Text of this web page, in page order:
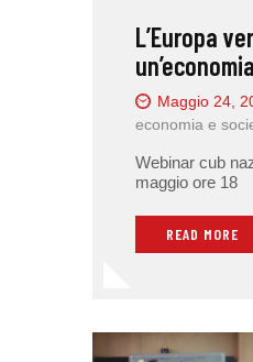
L’Europa
Maggio 24,
economia e
Webinar cub
maggio ore 18
READ MORE